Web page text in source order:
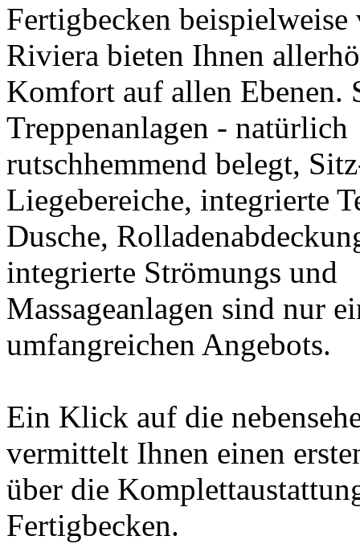
Fertigbecken
Riviera bieten Ihnen
Komfort auf allen Ebenen.
Treppenanlagen - natürlich
rutschhemmend belegt,
Liegebereiche, integrierte
Dusche,
integrierte Strömungs und
Massageanlagen sind nur
umfangreichen Angebots.
Ein Klick auf die
vermittelt Ihnen einen
über die
Fertigbecken.